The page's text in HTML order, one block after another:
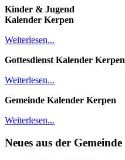
Kinder & Jugend
Kalender Kerpen
Weiterlesen...
Gottesdienst Kalender Kerpen
Weiterlesen...
Gemeinde Kalender Kerpen
Weiterlesen...
Neues aus der Gemeinde